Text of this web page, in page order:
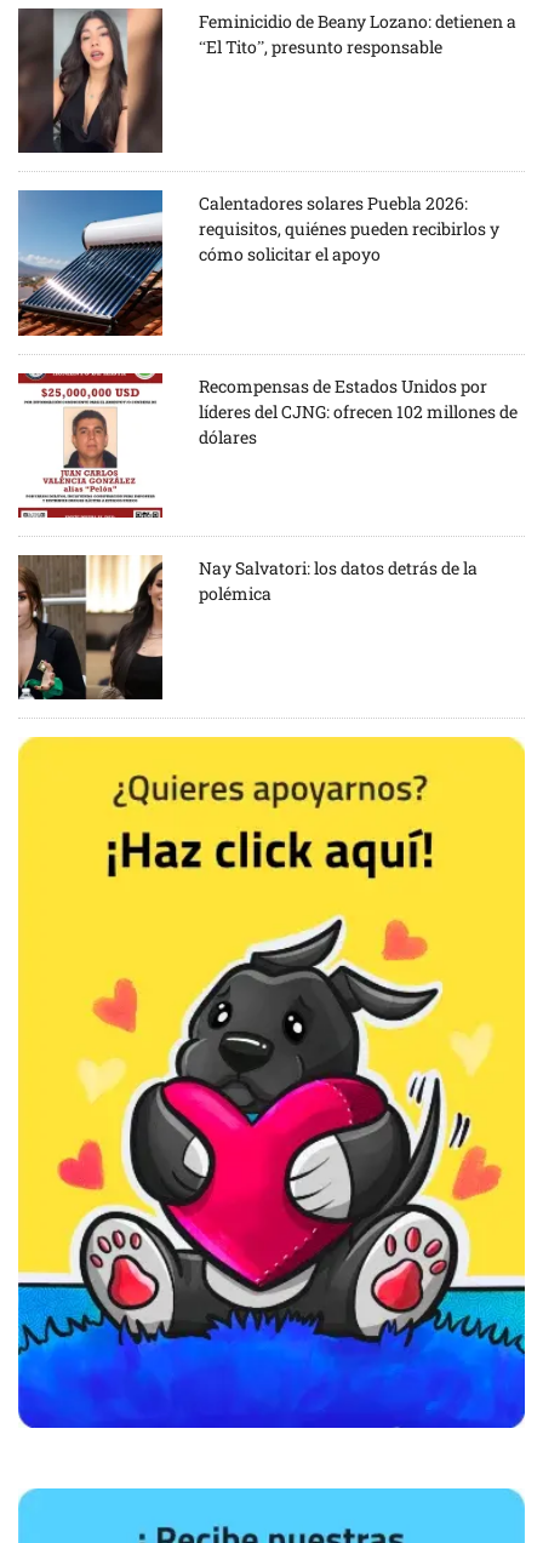
Feminicidio de Beany Lozano: detienen a
“El Tito”, presunto responsable
Calentadores solares Puebla 2026:
requisitos, quiénes pueden recibirlos y
cómo solicitar el apoyo
Recompensas de Estados Unidos por
líderes del CJNG: ofrecen 102 millones de
dólares
Nay Salvatori: los datos detrás de la
polémica